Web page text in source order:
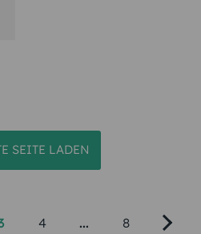
SEITE LADEN
4 ... 8